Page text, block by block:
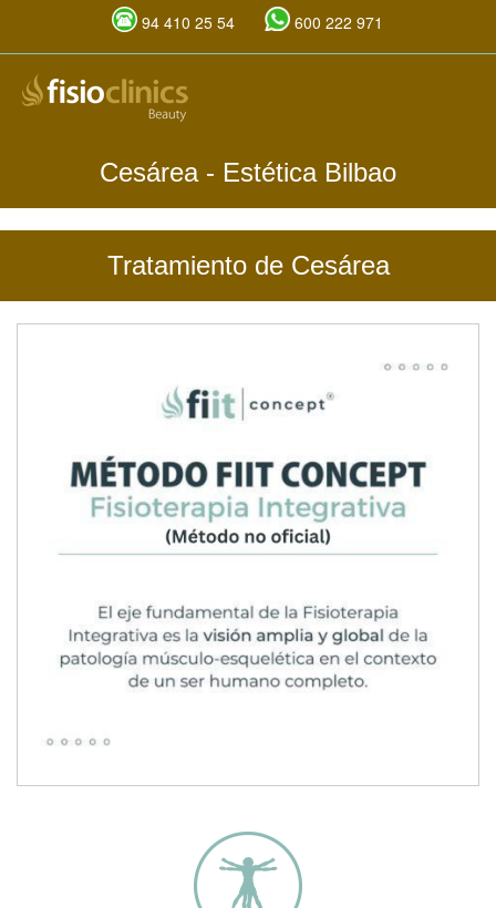
Pasar
94 410 25 54 600 222 971
Cesárea- Estética Bilbao
Tratamiento de Cesárea